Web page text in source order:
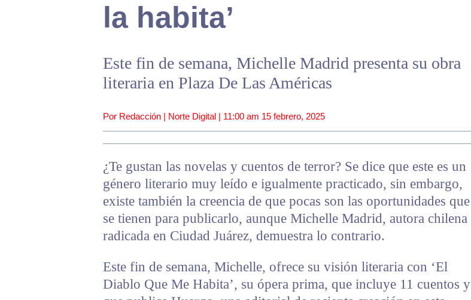
la habita’
Este fin de semana, Michelle Madrid presenta su obra
literaria en Plaza De Las Américas
Por Redacción | Norte Digital | 11:00 am 15 febrero, 2025
¿Te gustan las novelas y cuentos de terror? Se dice que este es un
género literario muy leído e igualmente practicado, sin embargo,
existe también la creencia de que pocas son las oportunidades que
se tienen para publicarlo, aunque Michelle Madrid, autora chilena
radicada en Ciudad Juárez, demuestra lo contrario.
Este fin de semana, Michelle, ofrece su visión literaria con ‘El
Diablo Que Me Habita’, su ópera prima, que incluye 11 cuentos y